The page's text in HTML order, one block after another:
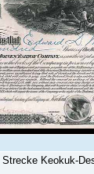
Strecke Keokuk-